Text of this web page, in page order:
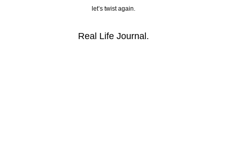
let’s twist again.
Real Life Journal.